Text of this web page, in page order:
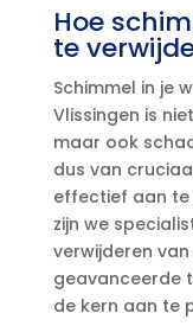
Hoe
te
Schimmel in je
Vlissingen is
maar ook
dus van
effectief aan te
zijn we
verwijderen
geavanceerde
de kern aan te